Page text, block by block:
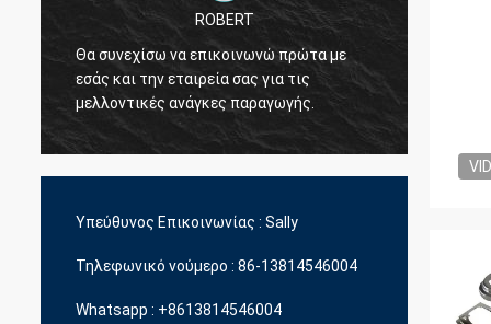
ROBERT
Θα συνεχίσω να επικοινωνώ πρώτα με
εσάς και την εταιρεία σας για τις
μελλοντικές ανάγκες παραγωγής.
Υπεύθυνος Επικοινωνίας : Sally
Τηλεφωνικό νούμερο : 86-13814546004
Whatsapp : +8613814546004